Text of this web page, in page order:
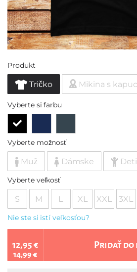
Produkt
Tričko Mikina s
Vyberte si farbu
Vyberte možnosť
Muž Dámske Deti
Vyberte veľkosť
S M L XL XXL 3XL
Nie ste si istí veľkosťou?
12,95 €
14,99 €
Pridať do